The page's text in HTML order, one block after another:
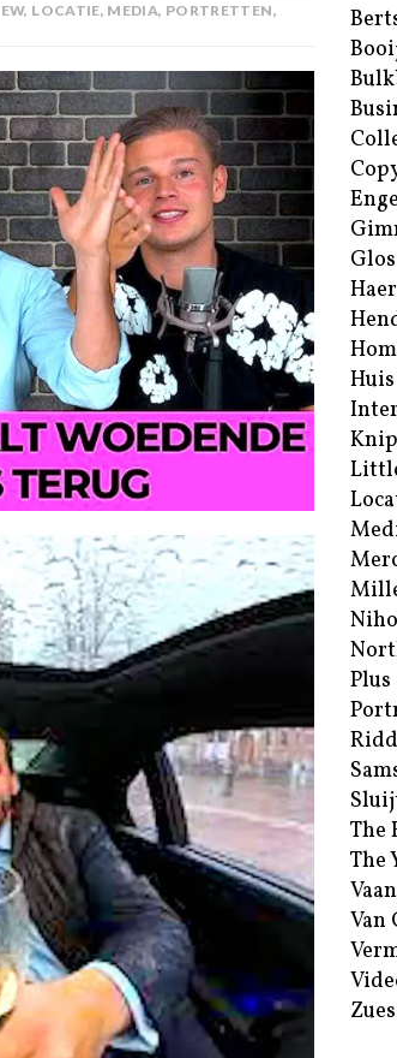
, LOCATIE, MEDIA, PORTRETTEN,
Plus
The
The
Van